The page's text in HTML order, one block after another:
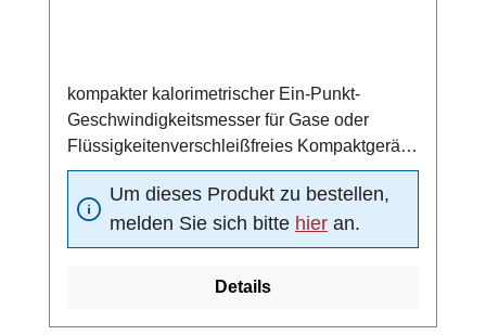
kompakter kalorimetrischer Ein-Punkt-
Geschwindigkeitsmesser für Gase oder
Flüssigkeitenverschleißfreies Kompaktgerät
aus Edelstahl 1.4571
(Standardmaterial)einsetzbar in ATEX-Zone
1, 2, 21 und 224 ... 20 mA Analogausgang (4
mA = 0 m/s, 20 mA =
Funktionsbereichsendwert)Schaltausgang:
vorliegenden Strömung in 10 vordefinierten
Um dieses Produkt zu bestellen,
melden Sie sich bitte hier an.
Details